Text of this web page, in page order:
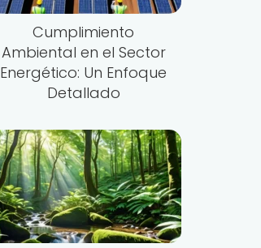
Cumplimiento
Ambiental en el Sector
Energético: Un Enfoque
Detallado